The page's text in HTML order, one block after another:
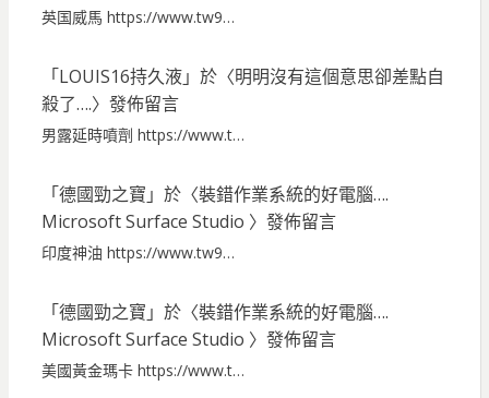
英国威馬 https://www.tw9…
「LOUIS16持久液」於〈明明沒有這個意思卻差點自
殺了….〉發佈留言
男露延時噴劑 https://www.t…
「德國勁之寶 」於〈裝錯作業系統的好電腦….
Microsoft Surface Studio 〉發佈留言
印度神油 https://www.tw9…
「德國勁之寶 」於〈裝錯作業系統的好電腦….
Microsoft Surface Studio 〉發佈留言
美國黃金瑪卡 https://www.t…